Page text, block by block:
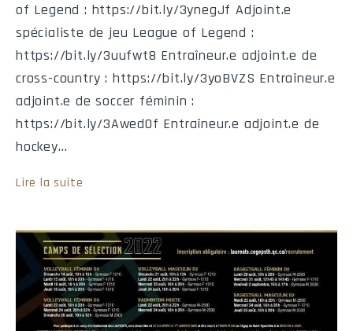
of Legend : https://bit.ly/3ynegJf Adjoint.e
spécialiste de jeu League of Legend :
https://bit.ly/3uufwt8 Entraîneur.e adjoint.e de
cross-country : https://bit.ly/3yoBVZS Entraîneur.e
adjoint.e de soccer féminin :
https://bit.ly/3AwedOf Entraîneur.e adjoint.e de
hockey…
Lire la suite